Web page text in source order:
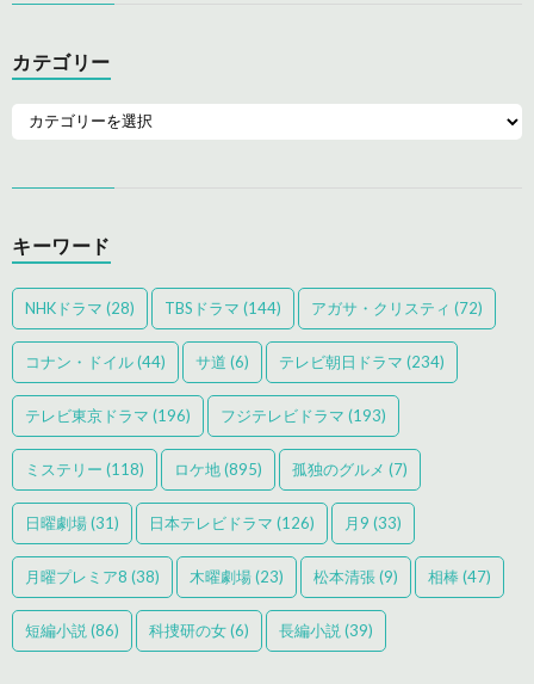
カテゴリー
キーワード
NHKドラマ (28) TBSドラマ (144) アガサ・クリスティ (72)
コナン・ドイル(44) サ道 (6) テレビ朝日ドラマ (234)
テレビ東京ドラマ (196) フジテレビドラマ (193)
ミステリー (118) ロケ地(895) 孤独のグルメ (7)
日曜劇場(31) 日本テレビドラマ (126) 月9 (33)
月曜プレミア8 (38) 木曜劇場(23) 松本清張(9) 相棒(47)
短編小説 (86) 科捜研の女(6) 長編小説 (39)